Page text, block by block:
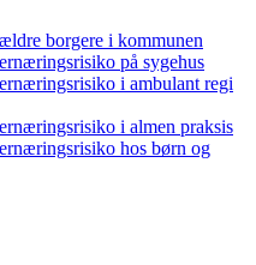
borgere i kommunen
på sygehus
i ambulant regi
i almen praksis
hos børn og